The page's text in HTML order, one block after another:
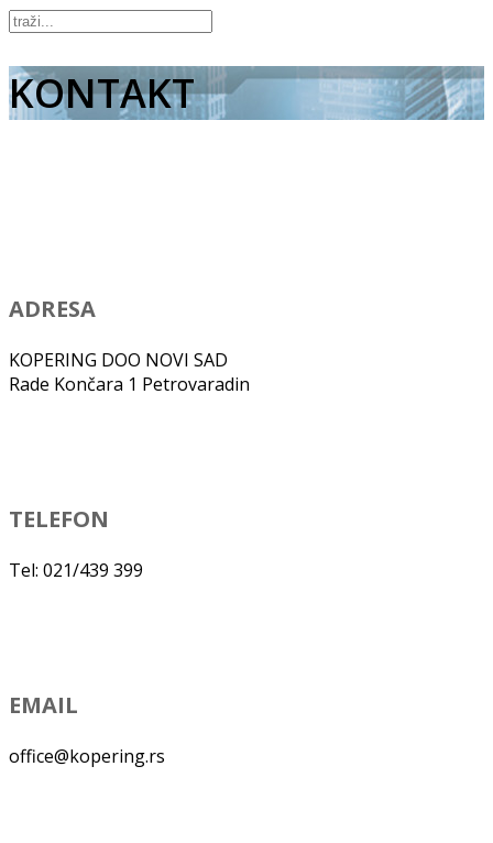
KONTAKT
ADRESA
KOPERING DOO NOVI SAD
Rade Končara 1 Petrovaradin
TELEFON
Tel: 021/439 399
EMAIL
office@kopering.rs